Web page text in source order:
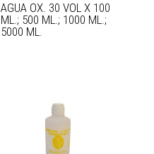
AGUA OX. 30 VOL X 100
ML.; 500 ML.; 1000 ML.;
5000 ML.